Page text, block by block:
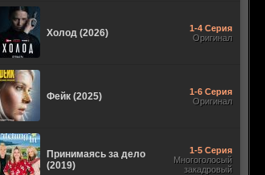
Холод (2026)
1-4 Серия
Оригинал
Фейк (2025)
1-6 Серия
Оригинал
Принимаясь за дело
(2019)
1-5 Серия
Многоголосый
закадровый